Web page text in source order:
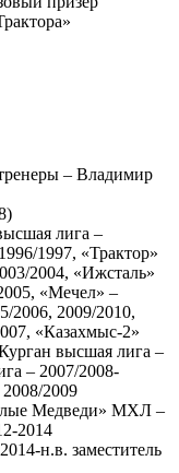
– Владимир
лига –
1997, «Трактор»
2004, «Ижсталь»
«Мечел» –
2006, 2009/2010,
«Казахмыс-2»
высшая лига –
– 2007/2008-
2009
Медведи» МХЛ –
2014
н.в. заместитель